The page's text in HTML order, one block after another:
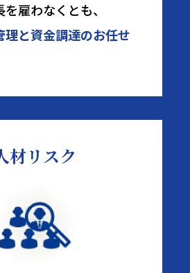
雇わなくとも、
理と資金調達のお任せ
材リスク